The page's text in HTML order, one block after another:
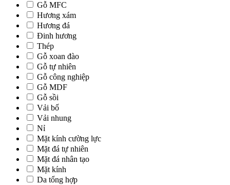
Gỗ MFC
Hương xám
Hương đá
Đinh hương
Thép
Gỗ xoan đào
Gỗ tự nhiên
Gỗ công nghiệp
Gỗ MDF
Gỗ sồi
Vải bố
Vải nhung
Nỉ
Mặt kính cường lực
Mặt đá tự nhiên
Mặt đá nhân tạo
Mặt kính
Da tổng hợp